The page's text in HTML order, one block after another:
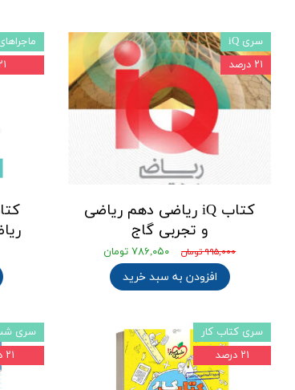
کتاب iQ ریاضی دهم ریاضی
و تجربی گاج
۹۹۵,۰۰۰ تومان ۷۸۶,۰۵۰ تومان
افزودن به سبد خرید
سری iQ
۲۱ درصد
۲۱
سری کتاب کار
۲۱ درصد
سری
۲۱ درصد